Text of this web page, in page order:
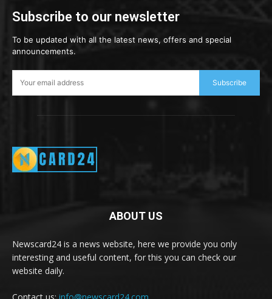
Subscribe to our newsletter
To be updated with all the latest news, offers and special
announcements.
Subscribe
ABOUT US
Newscard24 is a news website, here we provide you only
interesting and useful content, for this you can check our
website daily.